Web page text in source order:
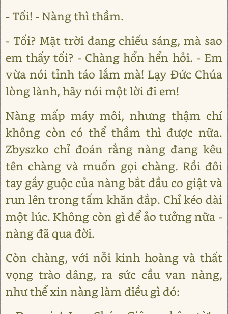
- Tối! - Nàng thì thầm.
- Tối? Mặt trời đang chiếu sáng, mà sao
em thấy tối? - Chàng hổn hển hỏi. - Em
vừa nói tỉnh táo lắm mà! Lạy Đức Chúa
lòng lành, hãy nói một lời đi em!
Nàng mấp máy môi, nhưng thậm chí
không còn có thể thầm thì được nữa.
Zbyszko chỉ đoán rằng nàng đang kêu
tên chàng và muốn gọi chàng. Rồi đôi
tay gầy guộc của nàng bắt đầu co giật và
run lên trong tấm khăn đắp. Chỉ kéo dài
một lúc. Không còn gì để ảo tưởng nữa -
nàng đã qua đời.
Còn chàng, với nỗi kinh hoàng và thất
vọng trào dâng, ra sức cầu van nàng,
như thể xin nàng làm điều gì đó: